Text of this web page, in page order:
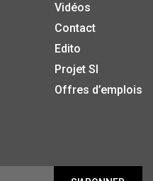
Vidéos
Contact
Edito
Projet SI
Offres d’emplois